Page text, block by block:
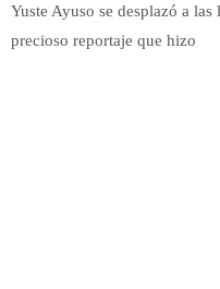
Yuste Ayuso se desplazó a
precioso reportaje que hizo